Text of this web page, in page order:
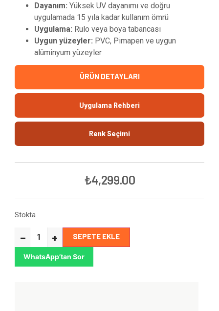
Dayanım: Yüksek UV dayanımı ve doğru
uygulamada 15 yıla kadar kullanım ömrü
Uygulama: Rulo veya boya tabancası
Uygun yüzeyler: PVC, Pimapen ve uygun
alüminyum yüzeyler
ÜRÜN DETAYLARI
Uygulama Rehberi
Renk Seçimi
₺4,299.00
Stokta
− + SEPETE EKLE
WhatsApp’tan Sor